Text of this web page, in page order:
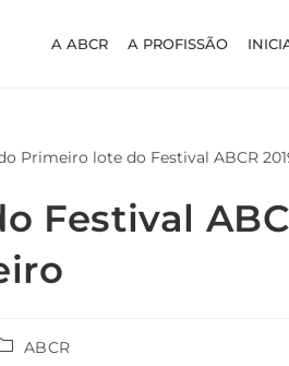
A ABCR A PROFISSÃO
Festival
ABCR